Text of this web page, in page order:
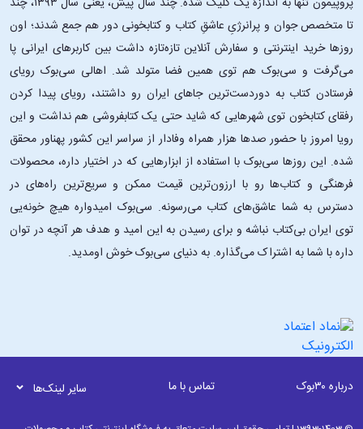
تا متخصص جوان و پرانرژیِ عاشقِ کتاب و کتابخونی دور هم جمع شدند؛ اون‌
روزها خرید اینترنتی و سفارش آنلاین تازه‌تازه داشت بین کاربرهای ایرانی پا
می‌گرفت و سی‌بوک هم توی همین فضا متولد شد. اهالی سی‌بوک رویای
فرستادن کتاب به دوردست‌ترین جاهای ایران رو داشتند، رویای پیدا کردن
رفقای کتابخون توی شهرهایی که شاید حتی یک کتابفروشی هم نداشت و این
رویا امروز با حضور صدها هزار همراه وفادار از سراسر این کشور پهناور محقق
شده. این ‌روزها سی‌بوک با استفاده از ابزارهایی که در اختیار داره، محصولات
فرهنگی و کتاب‌ها رو با ارزون‌ترین قیمت ممکن و سریع‌ترین راه‌های در
دسترس به شما عاشق‌های کتاب می‌رسونه. سی‌بوک امیدواره هیچ خونه‌یی
توی ایران بی‌کتاب نباشه و برای رسیدن به این امید و هدف هر آنچه در توان
داره با شما به اشتراک می‌گذاره. به دنیای سی‌بوک خوش اومدید.
درباره ۳۰بوک تماس با ما سایر لینک‌ها